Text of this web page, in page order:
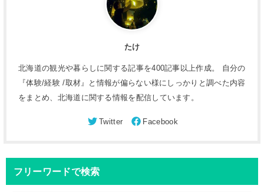
たけ
北海道の観光や暮らしに関する記事を400記事以上作成。 自分の
『体験/経験 /取材』と情報が偏らない様にしっかりと調べた内容
をまとめ、北海道に関する情報を配信しています。
フリーワードで検索